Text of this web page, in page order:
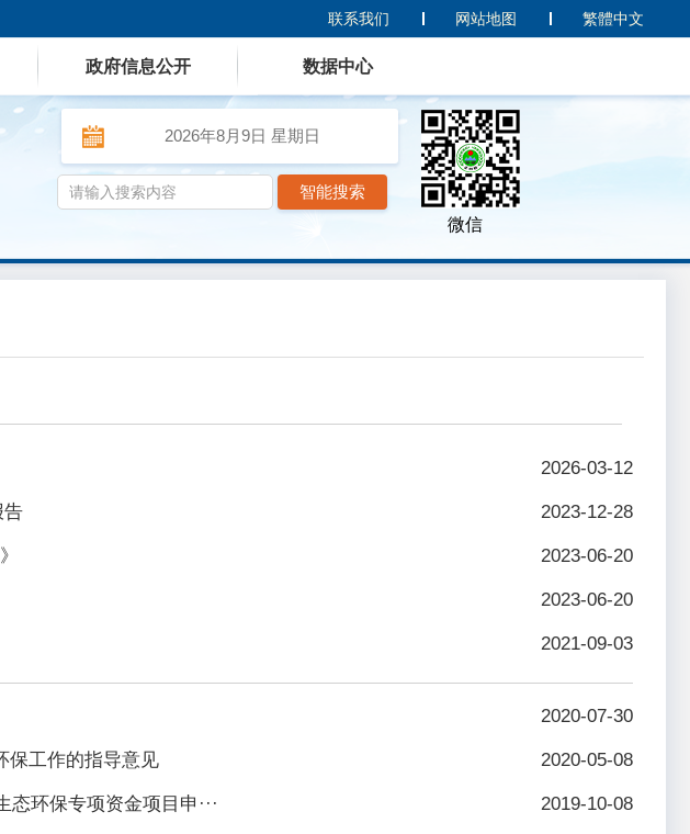
繁體中文
网站地图
联系我们
政府信息公开 数据中心
2026年8月9日 星期日
微信
2026-03-12
告 2023-12-28
2023-06-20
2023-06-20
2021-09-03
2020-07-30
保工作的指导意见 2020-05-08
环保专项资金项目申··· 2019-10-08